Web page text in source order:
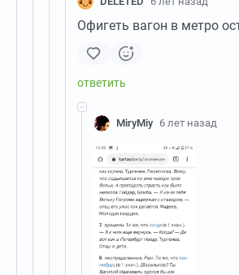
Офигеть вагон в метро
MiryMiy 6 лет назад